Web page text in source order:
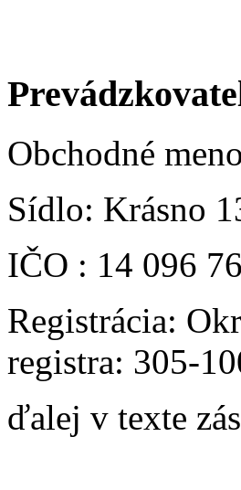
Obchodné
Sídlo: Krásno
IČO : 14 096
Registrácia:
registra: 305-
ďalej v texte